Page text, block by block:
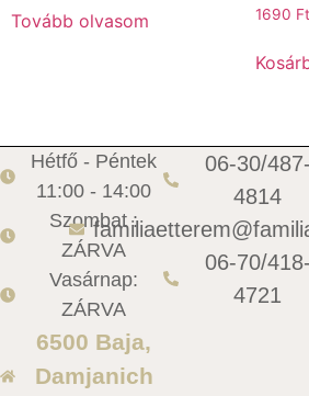
Tovább olvasom 1690 Ft
Hétfő - Péntek
11:00 - 14:00
Szombat :
ZÁRVA
Vasárnap:
ZÁRVA
6500 Baja,
Damjanich
06-30/487-
4814
06-70/418-
4721